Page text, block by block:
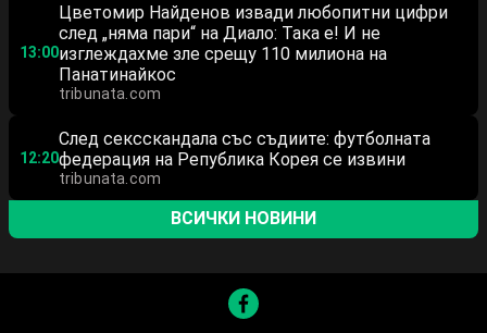
13:00
Цветомир Найденов извади любопитни цифри
след „няма пари“ на Диало: Така е! И не
изглеждахме зле срещу 110 милиона на
Панатинайкос
tribunata.com
12:20
След сексскандала със съдиите: футболната
федерация на Република Корея се извини
tribunata.com
ВСИЧКИ НОВИНИ